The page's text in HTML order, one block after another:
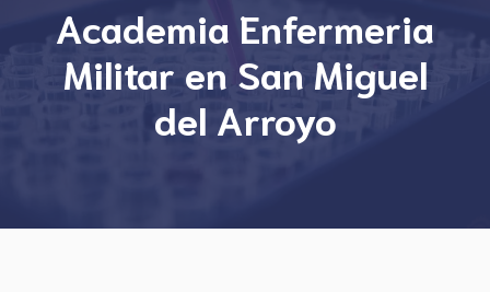
Academia Enfermeria
Militar en San Miguel
del Arroyo